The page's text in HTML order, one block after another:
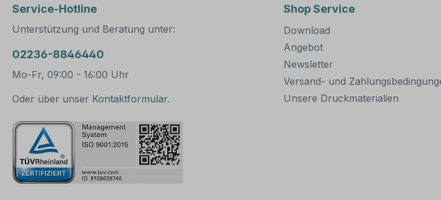
kann variieren) Größe:
Verarbeitung: mit runden
Verpackungseinheit: 1
Einsatzbereiche: Aufkleb
beachten Sie: Dieser
Kaschierhilfe für
laminierte Aufkleber
oder Bodenkleber
bestens geeignet. Bei
einer Verwendung von
nicht laminierten
Service-Hotline
Unterstützung und Beratung unter:
02236-8846440
Mo-Fr, 09:00 - 16:00 Uhr
Oder über unser Kontaktformular.
Shop Service
Download
Angebot
Newsletter
Versand- und
Unsere Druckmaterialien